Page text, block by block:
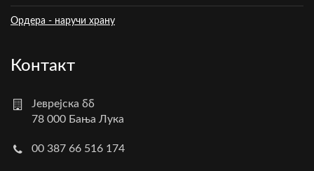
Ордера - наручи храну
Контакт
Јеврејска бб
78 000 Бања Лука
00 387 66 516 174